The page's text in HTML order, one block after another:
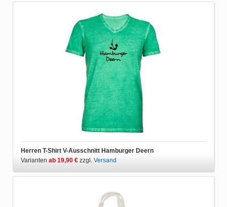
Herren T-Shirt V-Ausschnitt Hamburger Deern
Varianten ab 19,90 € zzgl. Versand